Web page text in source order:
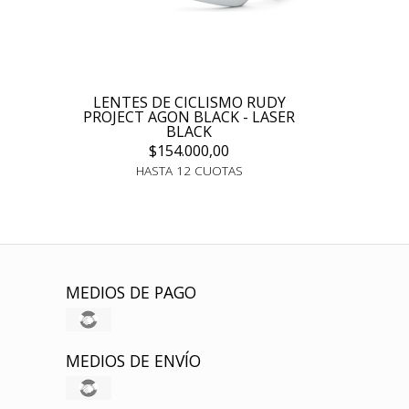
LENTES DE CICLISMO RUDY
PROJECT AGON BLACK - LASER
BLACK
$154.000,00
HASTA 12 CUOTAS
MEDIOS DE PAGO
MEDIOS DE ENVÍO